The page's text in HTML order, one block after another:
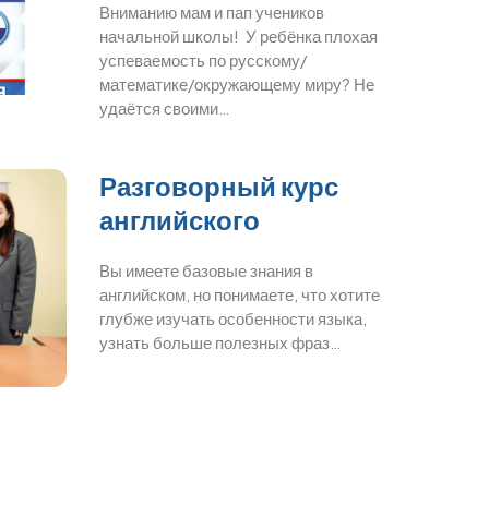
Вниманию мам и пап учеников
начальной школы! У ребёнка плохая
успеваемость по русскому/
математике/окружающему миру? Не
удаётся своими…
Разговорный курс
английского
Вы имеете базовые знания в
английском, но понимаете, что хотите
глубже изучать особенности языка,
узнать больше полезных фраз…